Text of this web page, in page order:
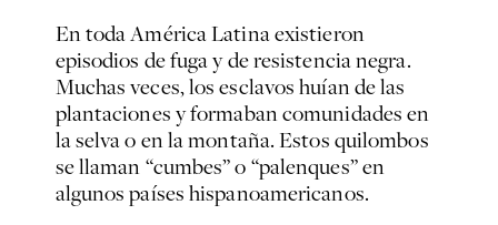
En toda América Latina existieron
episodios de fuga y de resistencia negra.
Muchas veces, los esclavos huían de las
plantaciones y formaban comunidades en
la selva o en la montaña. Estos quilombos
se llaman “cumbes” o “palenques” en
algunos países hispanoamericanos.